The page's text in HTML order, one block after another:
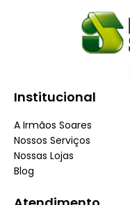
Institucional
A Irmãos Soares
Nossos Serviços
Nossas Lojas
Blog